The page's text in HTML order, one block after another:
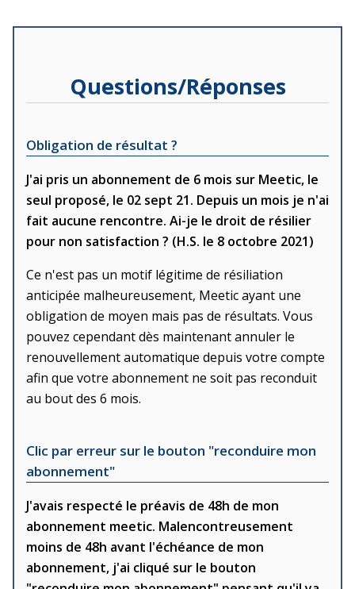
Questions/Réponses
Obligation de résultat ?
J'ai pris un abonnement de 6 mois sur Meetic, le
seul proposé, le 02 sept 21. Depuis un mois je n'ai
fait aucune rencontre. Ai-je le droit de résilier
pour non satisfaction ? (H.S. le 8 octobre 2021)
Ce n'est pas un motif légitime de résiliation
anticipée malheureusement, Meetic ayant une
obligation de moyen mais pas de résultats. Vous
pouvez cependant dès maintenant annuler le
renouvellement automatique depuis votre compte
afin que votre abonnement ne soit pas reconduit
au bout des 6 mois.
Clic par erreur sur le bouton "reconduire mon
abonnement"
J'avais respecté le préavis de 48h de mon
abonnement meetic. Malencontreusement
moins de 48h avant l'échéance de mon
abonnement, j'ai cliqué sur le bouton